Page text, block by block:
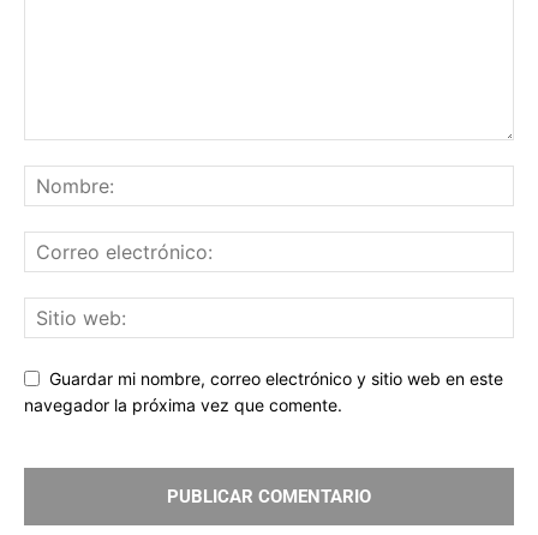
Guardar mi nombre, correo electrónico y sitio web en este
navegador la próxima vez que comente.